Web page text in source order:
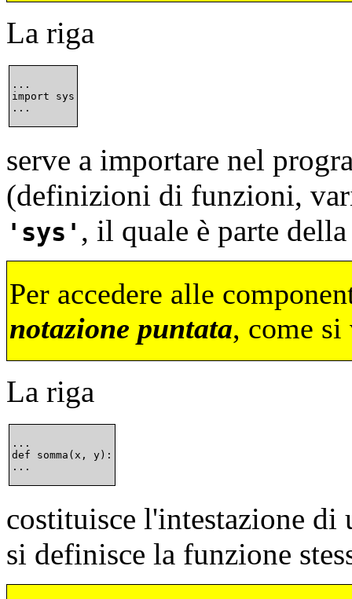
La riga
...
import sys
serve a importare nel
(definizioni di funzioni,
sys , il quale è parte
Per accedere alle
notazione puntata, come si
La riga
...
def somma(x, y):
costituisce l'intestazione di
si definisce la funzione